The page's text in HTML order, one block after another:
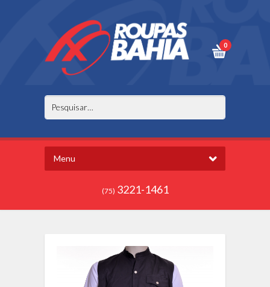
0
Menu
(75) 3221-1461